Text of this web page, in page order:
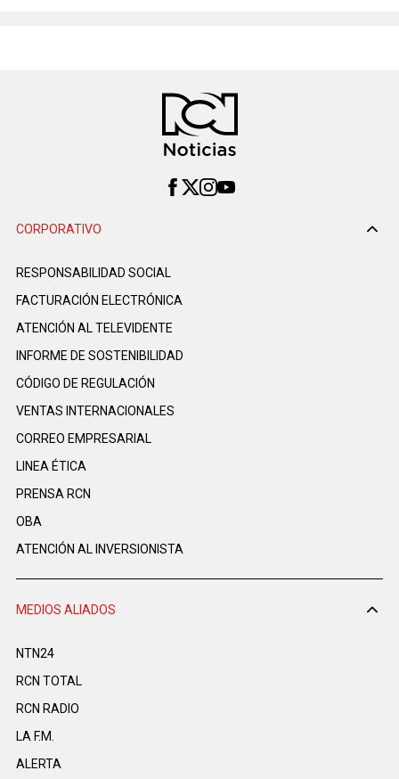
CORPORATIVO
RESPONSABILIDAD SOCIAL
FACTURACIÓN ELECTRÓNICA
ATENCIÓN AL TELEVIDENTE
INFORME DE SOSTENIBILIDAD
CÓDIGO DE REGULACIÓN
VENTAS INTERNACIONALES
CORREO EMPRESARIAL
LINEA ÉTICA
PRENSA RCN
OBA
ATENCIÓN AL INVERSIONISTA
MEDIOS ALIADOS
NTN24
RCN TOTAL
RCN RADIO
LA F.M.
ALERTA